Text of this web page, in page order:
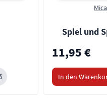
Spiel und
11,95 €
In den